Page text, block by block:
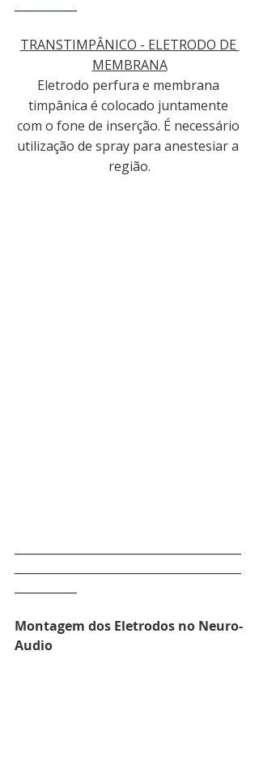
TRANSTIMPÂNICO - ELETRODO DE
MEMBRANA
Eletrodo perfura e membrana
timpânica é colocado juntamente
com o fone de inserção. É necessário
utilização de spray para anestesiar a
região.
Montagem dos Eletrodos no Neuro-
Audio